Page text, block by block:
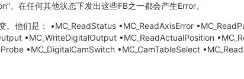
。在任何其他状态下发出这些FB之一都会产生Error。
他们是： •MC_ReadStatus •MC_ReadAxisError
•MC_WriteDigitalOutput •MC_ReadActualPosition
•MC_DigitalCamSwitch •MC_CamTableSelect